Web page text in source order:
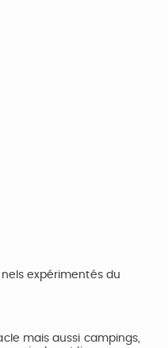
expérimentés du
mais aussi campings,